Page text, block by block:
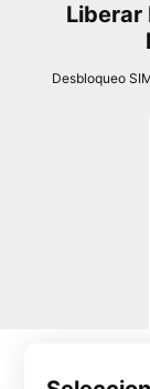
Liberar
Desbloqueo